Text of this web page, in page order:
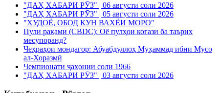
"ДАҲ ХАБАРИ РӮЗ" | 06 августи соли 2026
"ДАҲ ХАБАРИ РӮЗ" | 05 августи соли 2026
"ХУДОЁ, ОБОД КУН ВАХЁИ МОРО"
Пули рақамӣ (CBDC): Оё пулҳои коғазӣ ба таърих
месупоранд?
Чеҳраҳои мондагор: Абуабдуллоҳ Муҳаммад ибни Мӯсо
ал-Хоразмӣ
Чемпионати ҷаҳонии соли 1966
"ДАҲ ХАБАРИ РӮЗ" | 03 августи соли 2026